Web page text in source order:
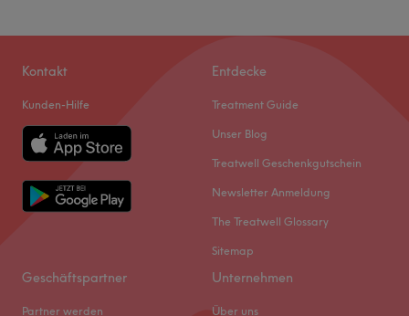
Kontakt
Kunden-Hilfe
Entdecke
Treatment Guide
Unser Blog
Treatwell Geschenkgutschein
Newsletter Anmeldung
The Treatwell Glossary
Sitemap
Geschäftspartner
Partner werden
Unternehmen
Über uns